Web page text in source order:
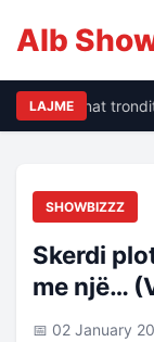
Alb
LAJME
të dhënat
SHOWBIZZZ
Skerdi
me një…
📅 02 January